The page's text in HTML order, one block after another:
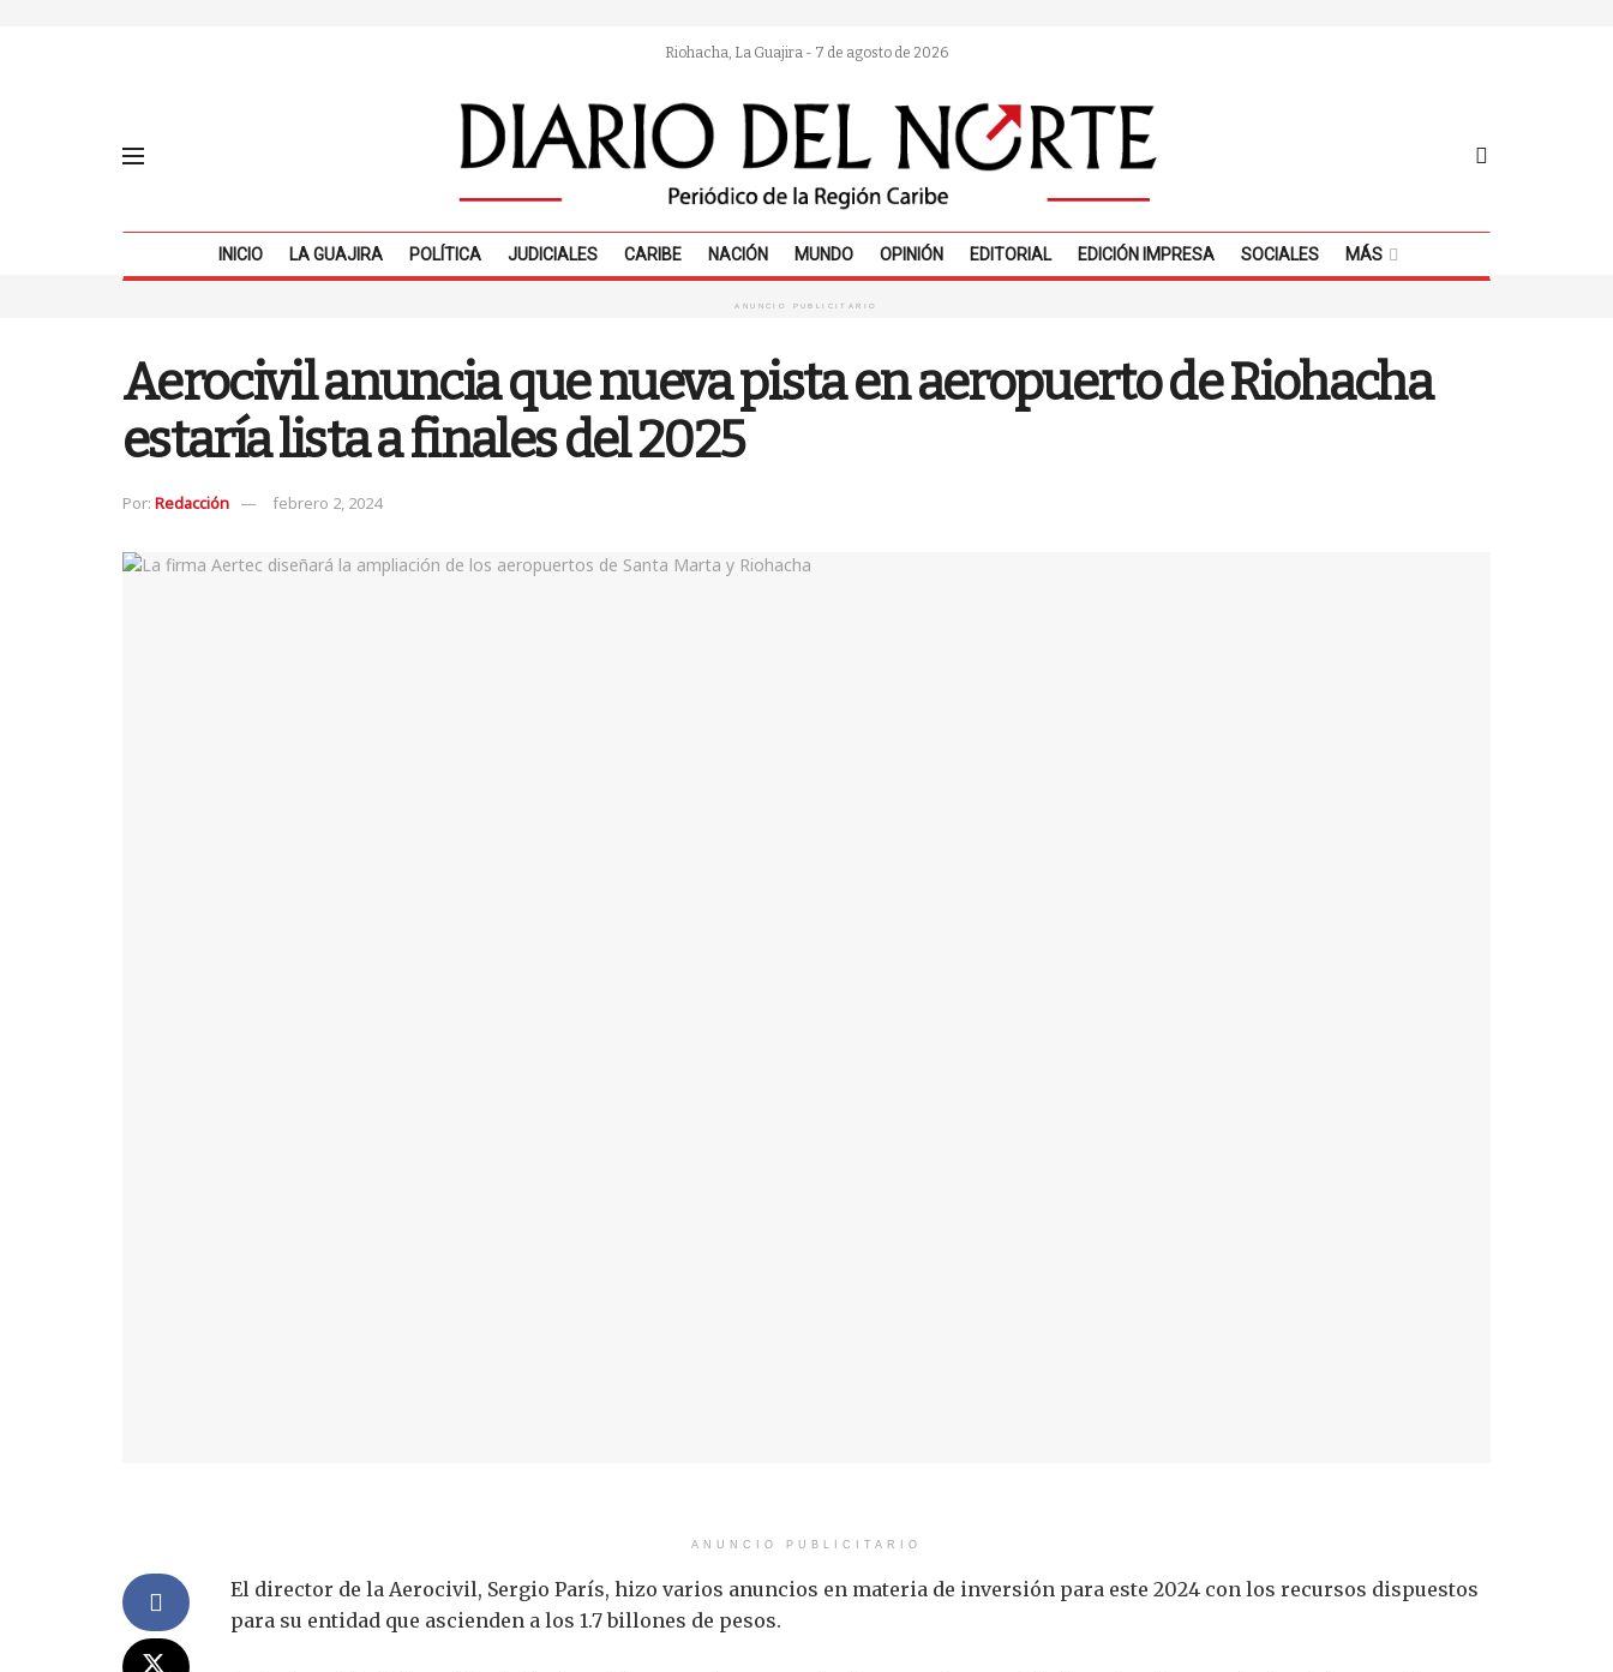
Riohacha, La Guajira - 7 de agosto de 2026
INICIO LA GUAJIRA POLÍTICA JUDICIALES CARIBE NACIÓN MUNDO OPINIÓN EDITORIAL EDICIÓN IMPRESA SOCIALES MÁS
ANUNCIO PUBLICITARIO
Aerocivil anuncia que nueva pista en aeropuerto de Riohacha
estaría lista a finales del 2025
Por: Redacción febrero 2, 2024
ANUNCIO PUBLICITARIO
El director de la Aerocivil, Sergio París, hizo varios anuncios en materia de inversión para este 2024 con los recursos dispuestos
para su entidad que ascienden a los 1.7 billones de pesos.